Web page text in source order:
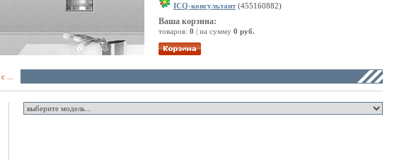
ICQ-консультант(455160882)
Ваша корзина:
товаров: 0 | на сумму 0 руб.
с ...